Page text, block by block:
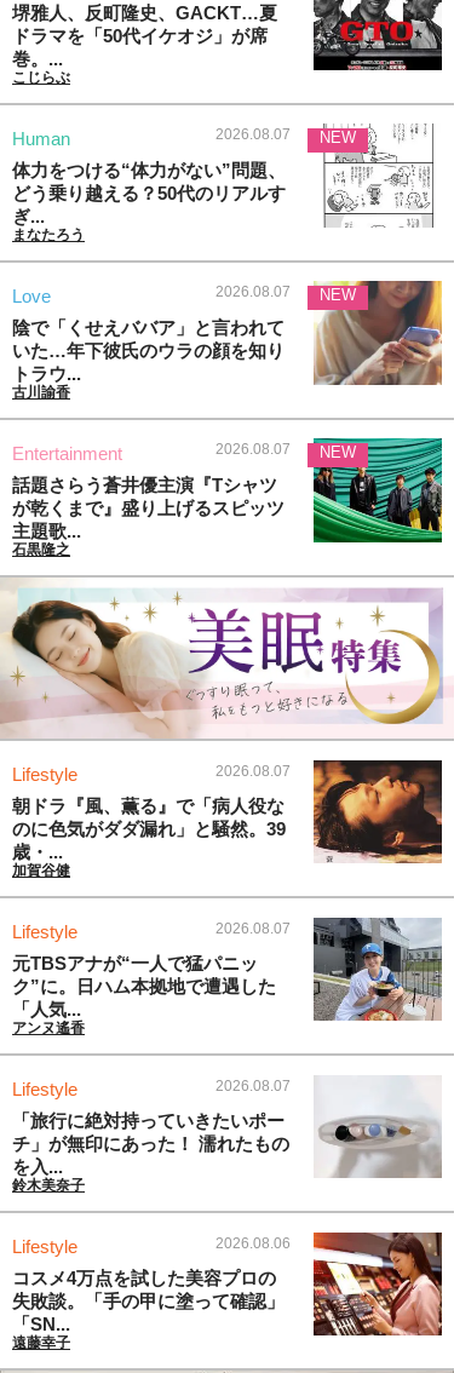
堺雅人、反町隆史、GACKT…夏
ドラマを「50代イケオジ」が席
巻。...
こじらぶ
Human 2026.08.07
体力をつける“体力がない”問題、
どう乗り越える？50代のリアルす
ぎ...
まなたろう
NEW
Love 2026.08.07
陰で「くせえババア」と言われて
いた…年下彼氏のウラの顔を知り
トラウ...
古川諭香
NEW
Entertainment 2026.08.07
話題さらう蒼井優主演『Tシャツ
が乾くまで』盛り上げるスピッツ
主題歌...
石黒隆之
NEW
Lifestyle 2026.08.07
朝ドラ『風、薫る』で「病人役な
のに色気がダダ漏れ」と騒然。39
歳・...
加賀谷健
Lifestyle 2026.08.07
元TBSアナが“一人で猛パニッ
ク”に。日ハム本拠地で遭遇した
「人気...
アンヌ遙香
Lifestyle 2026.08.07
「旅行に絶対持っていきたいポー
チ」が無印にあった！ 濡れたもの
を入...
鈴木美奈子
Lifestyle 2026.08.06
コスメ4万点を試した美容プロの
失敗談。「手の甲に塗って確認」
「SN...
遠藤幸子